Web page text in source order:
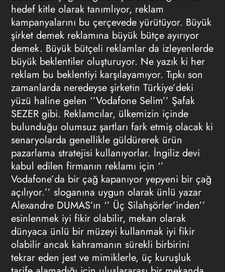
hedef kitle olarak tanımlıyor, reklam
kampanyalarını bu çerçevede yürütüyor. Büyük
şirket demek reklamına büyük bütçe ayırıyor
demek. Büyük bütçeli reklamlar da izleyenlerde
büyük beklentiler oluşturuyor. Ne yazık ki her
reklam bu beklentiyi karşılayamıyor. Tıpkı son
zamanlarda neredeyse şirketin Türkiye’deki
yüzü haline gelen ‘’Vodafone Selim’’ Şafak
SEZER gibi. Reklamcılar, ülkemizin içinde
bulunduğu olumsuz şartları fark etmiş olacak ki
senaryolarda genellikle güldürerek ürün
pazarlama stratejisi kullanıyorlar. İngiliz devi
kabul edilen firmanın reklamı için ‘’
Vodafone’da bir çağ kapanıyor yepyeni bir çağ
açılıyor.’’ sloganına uygun olarak ünlü yazar
Alexandre DUMAS’ın ‘’ Üç Silahşörler’inden’’
esinlenmek iyi fikir olabilir, mekan olarak
dünyaca ünlü bir müzeyi kullanmak iyi fikir
olabilir ancak kahramanın sürekli birbirini
tekrar eden jest ve mimiklerle, üç kuruşluk